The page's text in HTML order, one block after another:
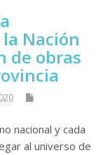
Nación
de obras
nacional y cada
al universo de